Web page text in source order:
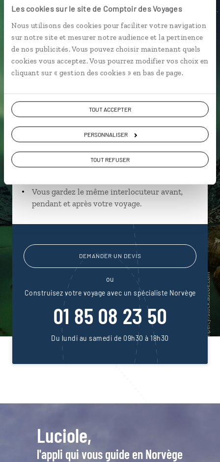
Les cookies sur le site de Comptoir des Voyages
Nous utilisons des cookies pour faciliter votre navigation
sur notre site et mesurer notre audience et la pertinence
de nos publicités. Vous pouvez choisir maintenant quels
cookies vous acceptez. Vous pourrez modifier vos choix en
cliquant sur « gestion des cookies » en bas de page.
TOUT ACCEPTER
PERSONNALISER
TOUT REFUSER
Séverine,
spécialiste Norvège
spécialistes
près de vos envies et de la réalité du pays.
Échangez en face à face ou depuis nos studios
connectés en agence, mais aussi par email ou
Vous gardez le même interlocuteur avant,
pendant et après votre voyage.
DEMANDER UN DEVIS
ou
Construisez votre voyage avec un spécialiste Norvège
01 85 08 23 50
Du lundi au samedi de 09h30 à 18h30
Luciole,
l'appli qui vous guide en Norvège